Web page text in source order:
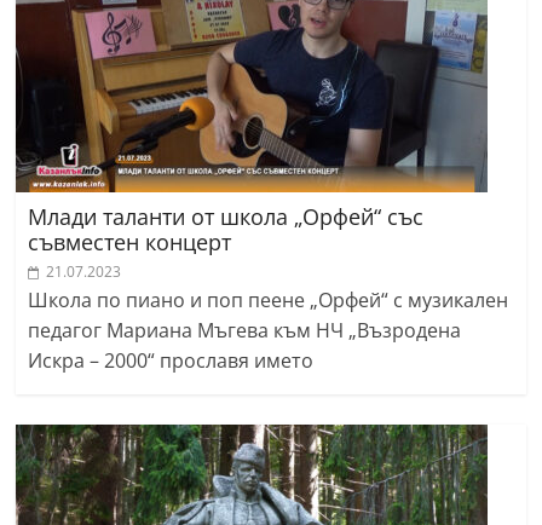
Млади таланти от школа „Орфей“ със
съвместен концерт
21.07.2023
Школа по пиано и поп пеене „Орфей“ с музикален
педагог Мариана Мъгева към НЧ „Възродена
Искра – 2000“ прославя името